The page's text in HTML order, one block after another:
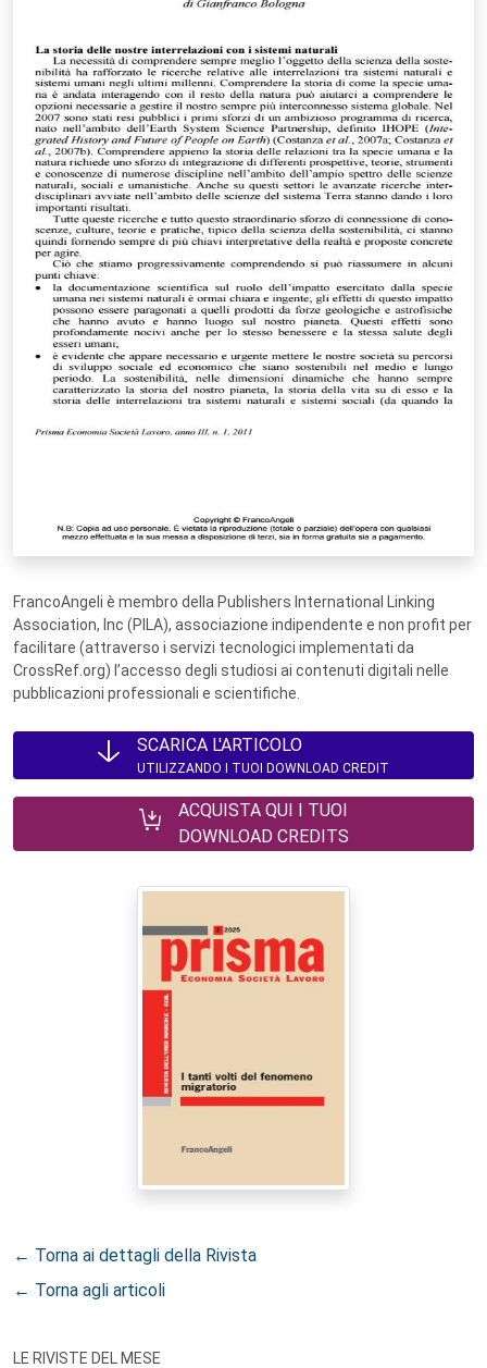
FrancoAngeli è membro della Publishers International Linking
Association, Inc (PILA), associazione indipendente e non profit per
facilitare (attraverso i servizi tecnologici implementati da
CrossRef.org) l’accesso degli studiosi ai contenuti digitali nelle
pubblicazioni professionali e scientifiche.
SCARICA L'ARTICOLO
UTILIZZANDO I TUOI DOWNLOAD CREDIT
ACQUISTA QUI I TUOI
DOWNLOAD CREDITS
← Torna ai dettagli della Rivista
← Torna agli articoli
LE RIVISTE DEL MESE